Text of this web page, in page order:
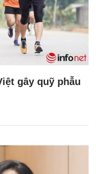
gây quỹ phẫu